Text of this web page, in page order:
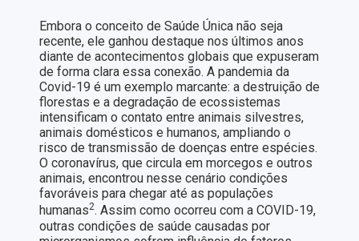
Embora o conceito de Saúde Única não seja
recente, ele ganhou destaque nos últimos anos
diante de acontecimentos globais que expuseram
de forma clara essa conexão. A pandemia da
Covid-19 é um exemplo marcante: a destruição de
florestas e a degradação de ecossistemas
intensificam o contato entre animais silvestres,
animais domésticos e humanos, ampliando o
risco de transmissão de doenças entre espécies.
O coronavírus, que circula em morcegos e outros
animais, encontrou nesse cenário condições
favoráveis para chegar até as populações
humanas2. Assim como ocorreu com a COVID-19,
outras condições de saúde causadas por